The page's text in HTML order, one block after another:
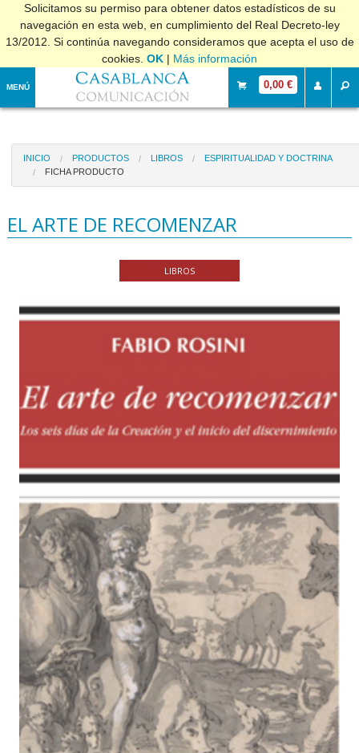
Solicitamos su permiso para obtener datos estadísticos de su
navegación en esta web, en cumplimiento del Real Decreto-ley
13/2012. Si continúa navegando consideramos que acepta el uso de
cookies. OK | Más información
MENÚ 0,00 €
INICIO PRODUCTOS LIBROS
ESPIRITUALIDAD Y DOCTRINA
FICHA PRODUCTO
EL ARTE DE RECOMENZAR
LIBROS